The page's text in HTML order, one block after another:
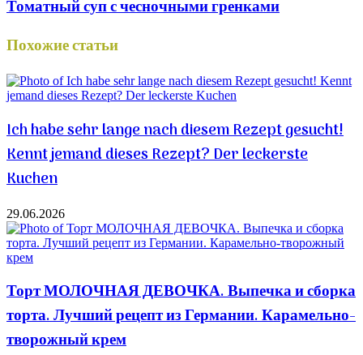
Томатный суп с чесночными гренками
Похожие статьи
Ich habe sehr lange nach diesem Rezept gesucht!
Kennt jemand dieses Rezept? Der leckerste
Kuchen
29.06.2026
Торт МОЛОЧНАЯ ДЕВОЧКА. Выпечка и сборка
торта. Лучший рецепт из Германии. Карамельно-
творожный крем